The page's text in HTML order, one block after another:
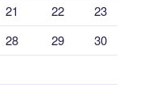
21 22
23
28 29
30